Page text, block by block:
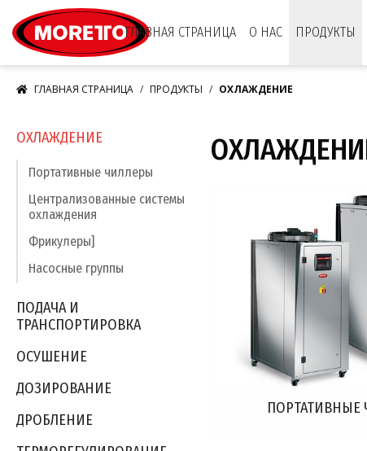
ГЛАВНАЯ СТРАНИЦА
О НАС ПРОДУКТЫ
ГЛАВНАЯ СТРАНИЦА ПРОДУКТЫ ОXЛАЖДЕНИЕ
ПОРТАТИВНЫЕ
ОXЛАЖДЕНИЕ
Портативные чиллеры
Централизованные системы
охлаждения
Фрикулеры]
Насосные группы
ПОДАЧА И
ТРАНСПОРТИРОВКА
ОСУШЕНИЕ
ДОЗИРОВАНИЕ
ДРОБЛЕНИЕ